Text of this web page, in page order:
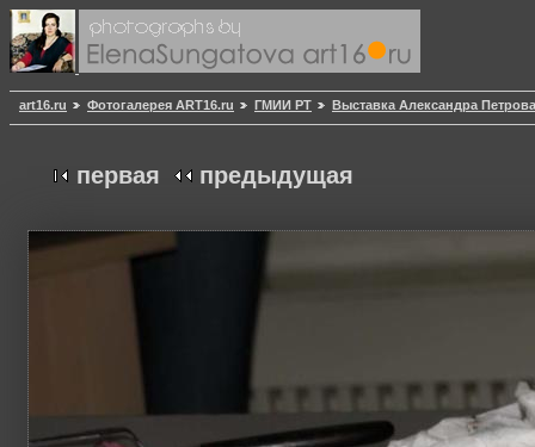
art16.ru Фотогалерея ART16.ru ГМИИ РТ Выставка Александра
первая предыдущая